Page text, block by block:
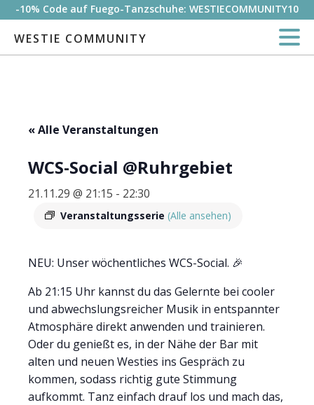
-10% Code auf Fuego-Tanzschuhe: WESTIECOMMUNITY10
WESTIE COMMUNITY
« Alle Veranstaltungen
WCS-Social @Ruhrgebiet
21.11.29 @ 21:15 - 22:30
Veranstaltungsserie (Alle ansehen)
NEU: Unser wöchentliches WCS-Social. 🎉
Ab 21:15 Uhr kannst du das Gelernte bei cooler
und abwechslungsreicher Musik in entspannter
Atmosphäre direkt anwenden und trainieren.
Oder du genießt es, in der Nähe der Bar mit
alten und neuen Westies ins Gespräch zu
kommen, sodass richtig gute Stimmung
aufkommt. Tanz einfach drauf los und mach das,